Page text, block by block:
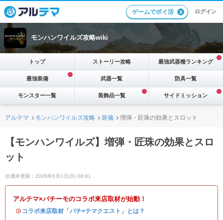
ゲームでポイ活 ログイン
モンハンワイルズ攻略wiki
トップ ストーリー攻略 最強武器種ランキング
最強装備 武器一覧 防具一覧
モンスター一覧 装飾品一覧 サイドミッション
アルテマ モンハンワイルズ攻略 装備 増弾・匠珠の効果とスロット
【モンハンワイルズ】増弾・匠珠の効果とスロ
ット
最終更新：2026年6月1日(月) 08:01
アルテマ×パチーモのコラボ来店取材が始動！
・ コラボ来店取材「パチ×テマクエスト」とは？